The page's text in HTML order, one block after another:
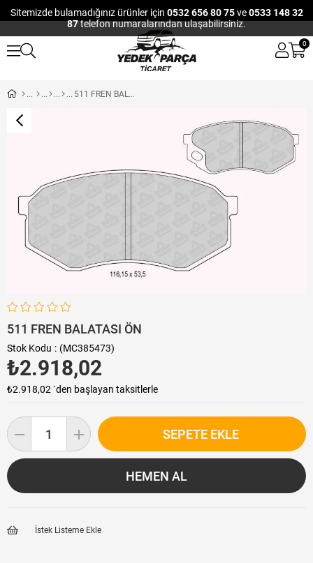
Sitemizde bulamadığınız ürünler için 0532 656 80 75ve0533 148 32
87telefon numaralarından ulaşabilirsiniz.
0
511 FREN BALATASI ÖN
511 FREN BALATASI ÖN
Stok Kodu (MC385473)
₺2.918,02
₺2.918,02`den başlayan taksitlerle
İstek Listeme Ekle